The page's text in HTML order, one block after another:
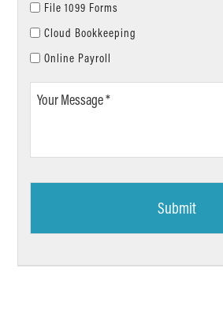
File 1099 Forms
Cloud Bookkeeping
Online Payroll
Your